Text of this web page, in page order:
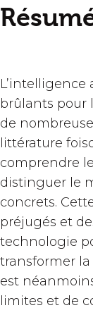
L’intelligence
brûlants pour
de
littérature
comprendre
distinguer le
concrets.
préjugés et
technologie
transformer la
est
limites et de